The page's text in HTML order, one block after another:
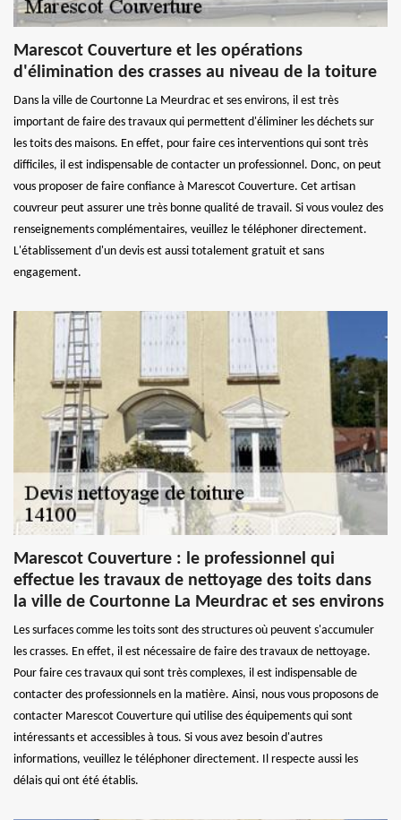
Marescot Couverture et les opérations
d'élimination des crasses au niveau de la toiture
Dans la ville de Courtonne La Meurdrac et ses environs, il est très
important de faire des travaux qui permettent d'éliminer les déchets sur
les toits des maisons. En effet, pour faire ces interventions qui sont très
difficiles, il est indispensable de contacter un professionnel. Donc, on peut
vous proposer de faire confiance à Marescot Couverture. Cet artisan
couvreur peut assurer une très bonne qualité de travail. Si vous voulez des
renseignements complémentaires, veuillez le téléphoner directement.
L'établissement d'un devis est aussi totalement gratuit et sans
engagement.
Marescot Couverture : le professionnel qui
effectue les travaux de nettoyage des toits dans
la ville de Courtonne La Meurdrac et ses environs
Les surfaces comme les toits sont des structures où peuvent s'accumuler
les crasses. En effet, il est nécessaire de faire des travaux de nettoyage.
Pour faire ces travaux qui sont très complexes, il est indispensable de
contacter des professionnels en la matière. Ainsi, nous vous proposons de
contacter Marescot Couverture qui utilise des équipements qui sont
intéressants et accessibles à tous. Si vous avez besoin d'autres
informations, veuillez le téléphoner directement. Il respecte aussi les
délais qui ont été établis.